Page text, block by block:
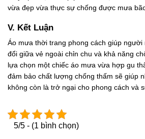
vừa đẹp vừa thực sự chống được mưa
V. Kết Luận
Áo mưa thời trang phong cách giúp người
đổi giữa vẻ ngoài chỉn chu và khả năng
lựa chọn một chiếc áo mưa vừa hợp gu
đảm bảo chất lượng chống thấm sẽ giúp
không còn là trở ngại cho phong cách và
5/5 - (1 bình chọn)